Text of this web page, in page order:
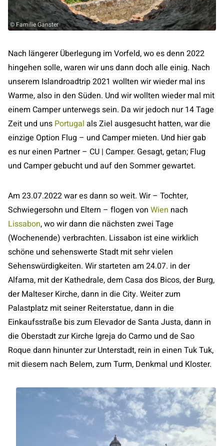
© Familie Ganster
Nach längerer Überlegung im Vorfeld, wo es denn 2022
hingehen solle, waren wir uns dann doch alle einig. Nach
unserem Islandroadtrip 2021 wollten wir wieder mal ins
Warme, also in den Süden. Und wir wollten wieder mal mit
einem Camper unterwegs sein. Da wir jedoch nur 14 Tage
Zeit und uns Portugal als Ziel ausgesucht hatten, war die
einzige Option Flug – und Camper mieten. Und hier gab
es nur einen Partner – CU | Camper. Gesagt, getan; Flug
und Camper gebucht und auf den Sommer gewartet.
Am 23.07.2022 war es dann so weit. Wir – Tochter,
Schwiegersohn und Eltern – flogen von Wien nach
Lissabon, wo wir dann die nächsten zwei Tage
(Wochenende) verbrachten. Lissabon ist eine wirklich
schöne und sehenswerte Stadt mit sehr vielen
Sehenswürdigkeiten. Wir starteten am 24.07. in der
Alfama, mit der Kathedrale, dem Casa dos Bicos, der Burg,
der Malteser Kirche, dann in die City. Weiter zum
Palastplatz mit seiner Reiterstatue, dann in die
Einkaufsstraße bis zum Elevador de Santa Justa, dann in
die Oberstadt zur Kirche Igreja do Carmo und de Sao
Roque dann hinunter zur Unterstadt, rein in einen Tuk Tuk,
mit diesem nach Belem, zum Turm, Denkmal und Kloster.